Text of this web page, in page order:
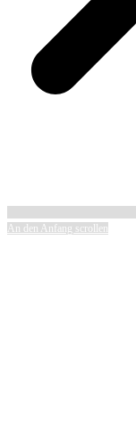
An den Anfang scrollen